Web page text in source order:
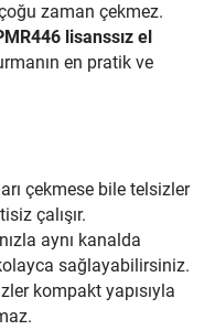
zaman çekmez.
lisanssız el
en pratik ve
çekmese bile telsizler
çalışır.
aynı kanalda
sağlayabilirsiniz.
kompakt yapısıyla